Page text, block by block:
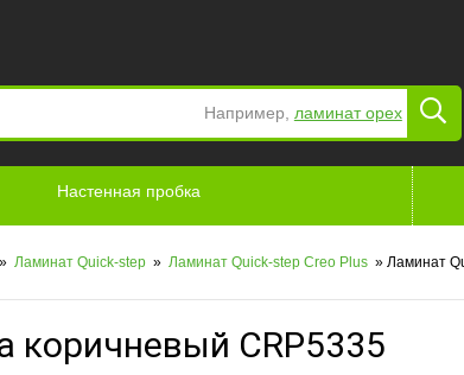
Например, ламинат орех
Настенная пробка
» Ламинат Quick-step » Ламинат Quick-step Creo Plus » Ламинат
коричневый CRP5335